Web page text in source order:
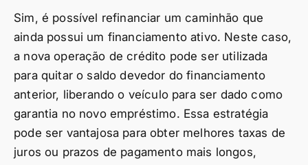
Sim, é possível refinanciar um caminhão que
ainda possui um financiamento ativo. Neste caso,
a nova operação de crédito pode ser utilizada
para quitar o saldo devedor do financiamento
anterior, liberando o veículo para ser dado como
garantia no novo empréstimo. Essa estratégia
pode ser vantajosa para obter melhores taxas de
juros ou prazos de pagamento mais longos,